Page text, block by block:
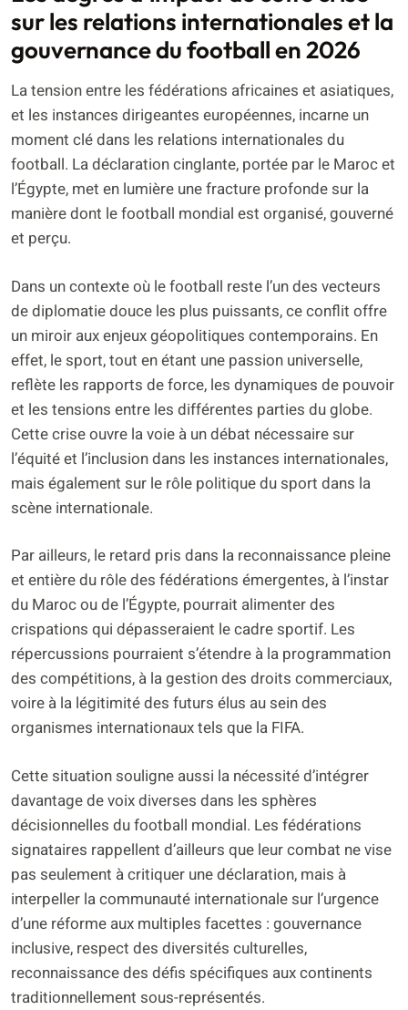
sur les relations internationales et la
gouvernance du football en 2026
La tension entre les fédérations africaines et asiatiques,
et les instances dirigeantes européennes, incarne un
moment clé dans les relations internationales du
football. La déclaration cinglante, portée par le Maroc et
l’Égypte, met en lumière une fracture profonde sur la
manière dont le football mondial est organisé, gouverné
et perçu.
Dans un contexte où le football reste l’un des vecteurs
de diplomatie douce les plus puissants, ce conflit offre
un miroir aux enjeux géopolitiques contemporains. En
effet, le sport, tout en étant une passion universelle,
reflète les rapports de force, les dynamiques de pouvoir
et les tensions entre les différentes parties du globe.
Cette crise ouvre la voie à un débat nécessaire sur
l’équité et l’inclusion dans les instances internationales,
mais également sur le rôle politique du sport dans la
scène internationale.
Par ailleurs, le retard pris dans la reconnaissance pleine
et entière du rôle des fédérations émergentes, à l’instar
du Maroc ou de l’Égypte, pourrait alimenter des
crispations qui dépasseraient le cadre sportif. Les
répercussions pourraient s’étendre à la programmation
des compétitions, à la gestion des droits commerciaux,
voire à la légitimité des futurs élus au sein des
organismes internationaux tels que la FIFA.
Cette situation souligne aussi la nécessité d’intégrer
davantage de voix diverses dans les sphères
décisionnelles du football mondial. Les fédérations
signataires rappellent d’ailleurs que leur combat ne vise
pas seulement à critiquer une déclaration, mais à
interpeller la communauté internationale sur l’urgence
d’une réforme aux multiples facettes : gouvernance
inclusive, respect des diversités culturelles,
reconnaissance des défis spécifiques aux continents
traditionnellement sous-représentés.